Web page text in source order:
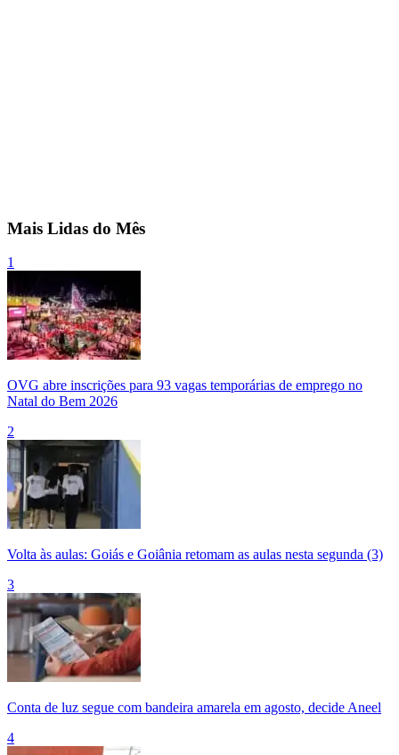
Mais Lidas do Mês
1
OVG abre inscrições para 93 vagas temporárias de emprego no
Natal do Bem 2026
2
Volta às aulas: Goiás e Goiânia retomam as aulas nesta segunda (3)
3
Conta de luz segue com bandeira amarela em agosto, decide Aneel
4